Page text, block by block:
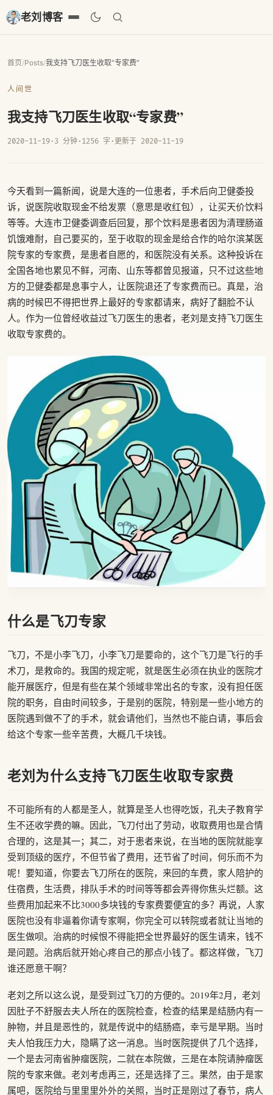
老刘博客
首页/Posts/我支持飞刀医生收取“专家费”
人间世
我支持飞刀医生收取“专家费”
2020-11-19· 3 分钟· 1256 字 · 更新于 2020-11-19
今天看到一篇新闻，说是大连的一位患者，手术后向卫健委投
诉，说医院收取现金不给发票（意思是收红包），让买天价饮料
等等。大连市卫健委调查后回复，那个饮料是患者因为清理肠道
饥饿难耐，自己要买的，至于收取的现金是给合作的哈尔滨某医
院专家的专家费，是患者自愿的，和医院没有关系。这种投诉在
全国各地也累见不鲜，河南、山东等都曾见报道，只不过这些地
方的卫健委都是息事宁人，让医院退还了专家费而已。真是，治
病的时候巴不得把世界上最好的专家都请来，病好了翻脸不认
人。作为一位曾经收益过飞刀医生的患者，老刘是支持飞刀医生
收取专家费的。
什么是飞刀专家
飞刀，不是小李飞刀，小李飞刀是要命的，这个飞刀是飞行的手
术刀，是救命的。我国的规定呢，就是医生必须在执业的医院才
能开展医疗，但是有些在某个领域非常出名的专家，没有担任医
院的职务，自由时间较多，于是别的医院，特别是一些小地方的
医院遇到做不了的手术，就会请他们，当然也不能白请，事后会
给这个专家一些辛苦费，大概几千块钱。
老刘为什么支持飞刀医生收取专家费
不可能所有的人都是圣人，就算是圣人也得吃饭，孔夫子教育学
生不还收学费的嘛。因此，飞刀付出了劳动，收取费用也是合情
合理的，这是其一；其二，对于患者来说，在当地的医院就能享
受到顶级的医疗，不但节省了费用，还节省了时间，何乐而不为
呢！要知道，你要去飞刀所在的医院，来回的车费，家人陪护的
住宿费，生活费，排队手术的时间等等都会弄得你焦头烂额。这
些费用加起来不比3000多块钱的专家费要便宜的多？再说，人家
医院也没有非逼着你请专家啊，你完全可以转院或者就让当地的
医生做呗。治病的时候恨不得能把全世界最好的医生请来，钱不
是问题。治病后就开始心疼自己的那点小钱了。都这样做，飞刀
谁还愿意干啊？
老刘之所以这么说，是受到过飞刀的方便的。2019年2月，老刘
因肚子不舒服去夫人所在的医院检查，检查的结果是结肠内有一
肿物，并且是恶性的，就是传说中的结肠癌，幸亏是早期。当时
夫人怕我压力大，隐瞒了这一消息。当时医院提供了几个选择，
一个是去河南省肿瘤医院，二就在本院做，三是在本院请肿瘤医
院的专家来做。老刘考虑再三，还是选择了三。果然，由于是家
属吧，医院给与里里里外外的关照，当时正是刚过了春节，病人